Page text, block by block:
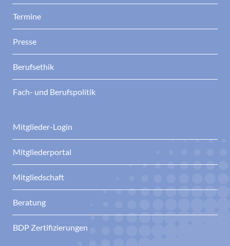
Termine
Presse
Berufsethik
Fach- und Berufspolitik
Mitglieder-Login
Mitgliederportal
Mitgliedschaft
Beratung
BDP Zertifizierungen